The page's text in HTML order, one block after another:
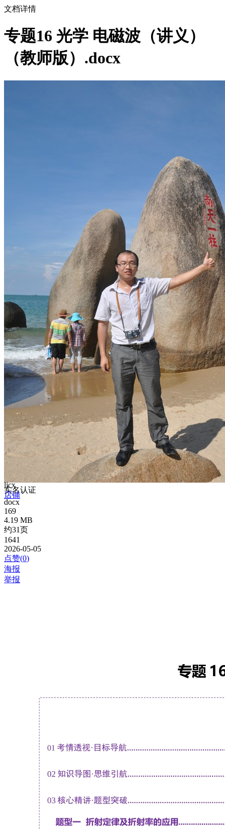
文档详情
专题16 光学 电磁波（讲义）
（教师版）.docx
ljcx
实名认证
店铺
docx
169
4.19 MB
约31页
1641
2026-05-05
点赞(0)
海报
举报